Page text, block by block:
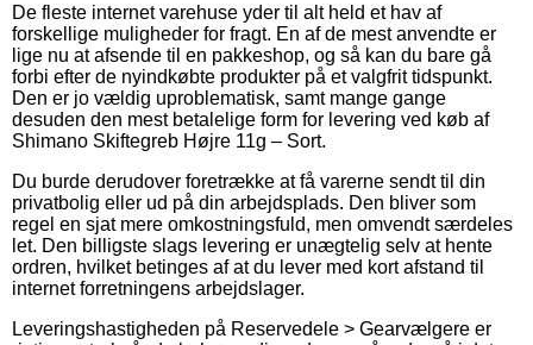
De fleste internet varehuse yder til alt held et hav af
forskellige muligheder for fragt. En af de mest anvendte er
lige nu at afsende til en pakkeshop, og så kan du bare gå
forbi efter de nyindkøbte produkter på et valgfrit tidspunkt.
Den er jo vældig uproblematisk, samt mange gange
desuden den mest betalelige form for levering ved køb af
Shimano Skiftegreb Højre 11g – Sort.
Du burde derudover foretrække at få varerne sendt til din
privatbolig eller ud på din arbejdsplads. Den bliver som
regel en sjat mere omkostningsfuld, men omvendt særdeles
let. Den billigste slags levering er unægtelig selv at hente
ordren, hvilket betinges af at du lever med kort afstand til
internet forretningens arbejdslager.
Leveringshastigheden på Reservedele > Gearvælgere er